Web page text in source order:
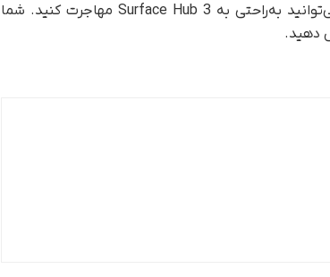
است. همچنین، اگر قبلاً Surface Hub 2S داشته باشید، می‌توانید به‌راحتی به Surface Hub 3 مهاجرت کنید. شما